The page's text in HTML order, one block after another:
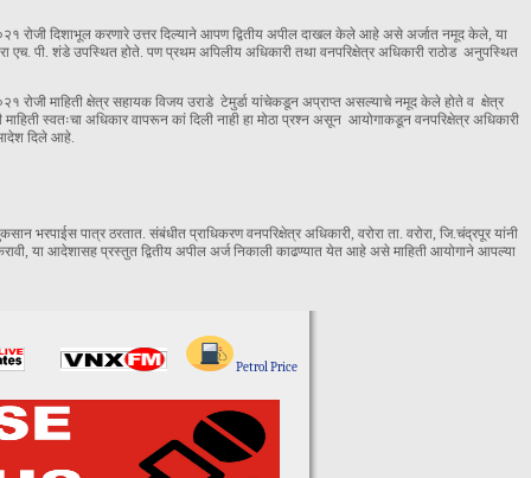
रोजी दिशाभूल करणारे उत्तर दिल्याने आपण द्वितीय अपील दाखल केले आहे असे अर्जात नमूद केले, या
एच. पी. शंडे उपस्थित होते. पण प्रथम अपिलीय अधिकारी तथा वनपरिक्षेत्र अधिकारी राठोड अनुपस्थित
रोजी माहिती क्षेत्र सहायक विजय उराडे टेमुर्डा यांचेकडून अप्राप्त असल्याचे नमूद केले होते व क्षेत्र
स्वतःचा अधिकार वापरून कां दिली नाही हा मोठा प्रश्न असून आयोगाकडून वनपरिक्षेत्र अधिकारी
आदेश दिले आहे.
भरपाईस पात्र ठरतात. संबंधीत प्राधिकरण वनपरिक्षेत्र अधिकारी, वरोरा ता. वरोरा, जि.चंद्रपूर यांनी
या आदेशासह प्रस्तुत द्वितीय अपील अर्ज निकाली काढण्यात येत आहे असे माहिती आयोगाने आपल्या